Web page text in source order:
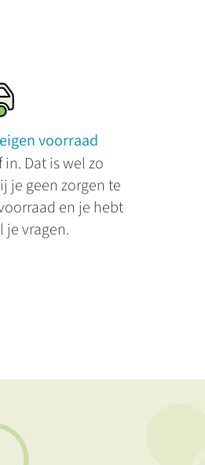
voorraad
Dat is wel zo
je geen zorgen te
en je hebt
je vragen.